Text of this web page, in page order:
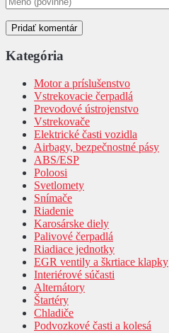
Kategória
Motor a príslušenstvo
Vstrekovacie čerpadlá
Prevodové ústrojenstvo
Vstrekovače
Elektrické časti vozidla
Airbagy, bezpečnostné pásy
ABS/ESP
Poloosi
Svetlomety
Snímače
Riadenie
Karosárske diely
Palivové čerpadlá
Riadiace jednotky
EGR ventily a škrtiace klapky
Interiérové súčasti
Alternátory
Štartéry
Chladiče
Podvozkové časti a kolesá